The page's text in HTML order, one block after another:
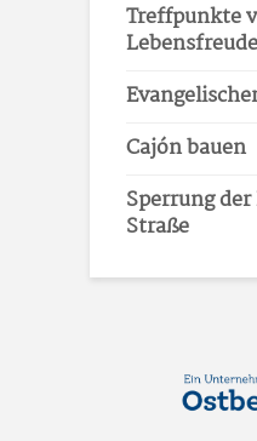
Treffpunkte
Lebensfreude
Cajón bauen
Sperrung
Straße